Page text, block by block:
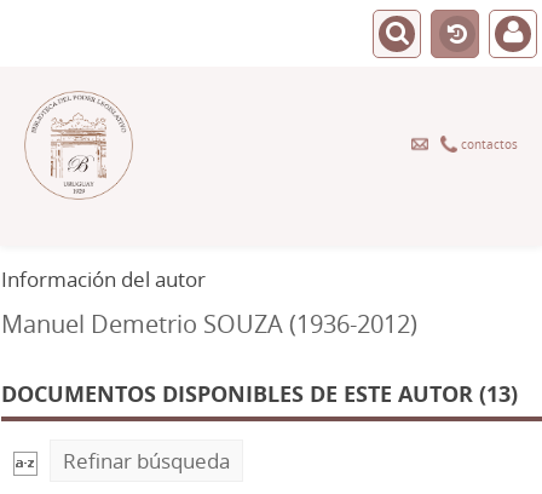
contactos
Información del autor
Manuel Demetrio SOUZA (1936-2012)
DOCUMENTOS DISPONIBLES DE ESTE AUTOR (13)
Refinar búsqueda